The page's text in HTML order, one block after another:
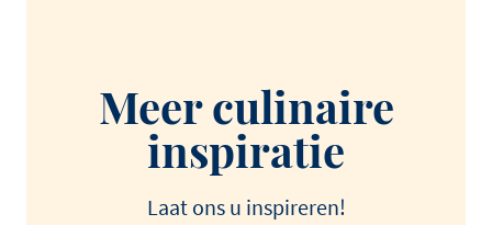
Meer culinaire
inspiratie
Laat ons u inspireren!